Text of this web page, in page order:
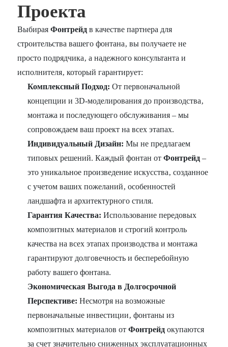
Проекта
ВыбираяФонтрейдв качестве партнера для
строительства вашего фонтана‚ вы получаете не
просто подрядчика‚ а надежного консультанта и
исполнителя‚ который гарантирует:
Комплексный Подход: От первоначальной
концепции и 3D-моделирования до производства‚
монтажа и последующего обслуживания – мы
сопровождаем ваш проект на всех этапах.
Индивидуальный Дизайн: Мы не предлагаем
типовых решений. Каждый фонтан отФонтрейд–
это уникальное произведение искусства‚ созданное
с учетом ваших пожеланий‚ особенностей
ландшафта и архитектурного стиля.
Гарантия Качества: Использование передовых
композитных материалов и строгий контроль
качества на всех этапах производства и монтажа
гарантируют долговечность и бесперебойную
работу вашего фонтана.
Экономическая Выгода в Долгосрочной
Перспективе: Несмотря на возможные
первоначальные инвестиции‚ фонтаны из
композитных материалов отФонтрейдокупаются
за счет значительно сниженных эксплуатационных